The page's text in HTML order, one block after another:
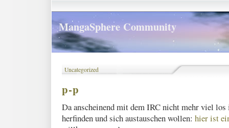
MangaSphere Community
Uncategorized
p-p
Da anscheinend mit dem IRC nicht mehr viel los
herfinden und sich austauschen wollen: hier ist